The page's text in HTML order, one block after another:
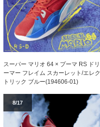
スーパー マリオ 64 × プーマ RS ドリ
ーマー フレイム スカーレット/エレク
トリック ブルー(194606-01)
8/17